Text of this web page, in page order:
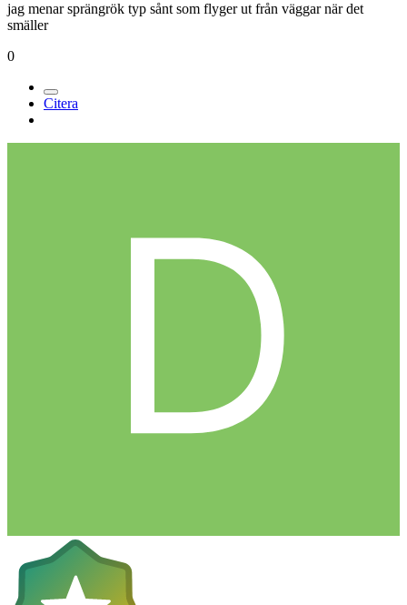
jag menar sprängrök typ sånt som flyger ut från väggar när det
smäller
0
Citera